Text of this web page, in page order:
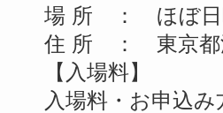
場 所 ： ほぼ日
住 所 ： 東京都
【入場料】
入場料・お申込